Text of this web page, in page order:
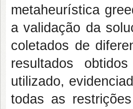
metaheurística
a validação da
coletados de
resultados
utilizado,
todas as